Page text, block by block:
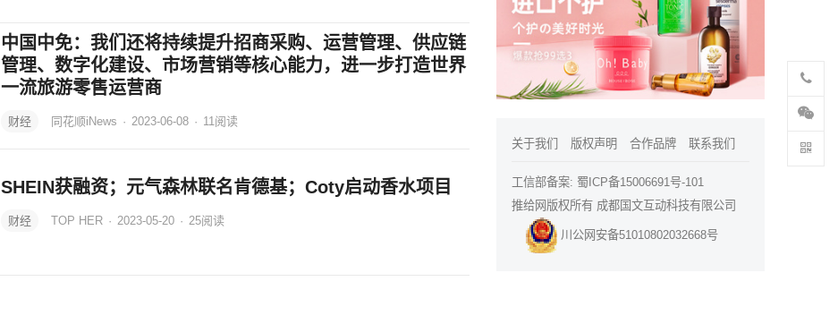
中国中免：我们还将持续提升招商采购、运营管理、供应链
管理、数字化建设、市场营销等核心能力，进一步打造世界
一流旅游零售运营商
财经 同花顺iNews · 2023-06-08 · 11阅读
SHEIN获融资；元气森林联名肯德基；Coty启动香水项目
财经 TOP HER · 2023-05-20 · 25阅读
关于我们 版权声明 合作品牌 联系我们
工信部备案: 蜀ICP备15006691号-101
推给网版权所有 成都国文互动科技有限公司
川公网安备51010802032668号